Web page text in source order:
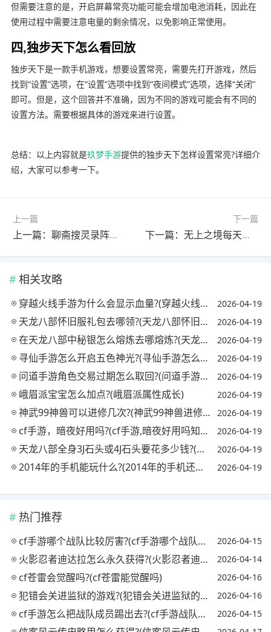
但需要注意的是，开启屏幕常亮功能可能会增加电池消耗，因此在
使用过程中需要注意电量的剩余情况，以免影响正常使用。
四,独步天下怎么看回放
独步天下是一款手机游戏，想要设置常亮，需要先打开游戏，然后
找到“设置”选项，在“设置”选项中找到“夜间模式”选项，选择“关闭”
即可。但是，这个回答并不准确，因为不同的游戏可能会有不同的
设置方法。需要根据具体的游戏来进行设置。
总结：以上内容就是玖梦手游提供的独步天下怎样设置常亮?详细介
绍，大家可以参考一下。
上一篇
上一篇：聊斋搜灵录阵容?(聊斋搜灵录阵容)
下一篇
下一篇：无上之境每天更新多少?(无上之境更新了几年)
相关攻略
穿越火线手游为什么会显示血量?(穿越火线手机版显示的血量怎么开) 2026-04-19
天龙八部怀旧服礼包去哪领?(天龙八部怀旧服哪里有礼包) 2026-04-19
在天龙八部中秘银怎么熔炼去哪熔炼?(天龙八部秘银溶剂怎么获得) 2026-04-19
寻仙手游怎么开启五色神光?(寻仙手游怎么开启五色神光任务) 2026-04-19
问道手游角色交易过期怎么取回?(问道手游角色过期哪里取回) 2026-04-19
峨眉派宝宝怎么加点?(峨眉派属性成长) 2026-04-19
神武99神兽可以进修几次?(神武99神兽进修后属性) 2026-04-19
cf手游，暗夜好用吗?(cf手游,暗夜好用吗知乎) 2026-04-19
天龙八部全身3J石头或4J石头要花多少钱?(天龙八部一身三级石头多少钱) 2026-04-19
2014年的手机能玩什么?(2014年的手机还能用吗) 2026-04-19
热门推荐
cf手游哪个战队比较厉害?(cf手游哪个战队最强) 2026-04-15
火影忍者迪达拉怎么永久获得?(火影忍者迪达拉怎么获取) 2026-04-14
cf苍雷会觉醒吗?(cf苍雷能觉醒吗) 2026-04-16
犯错会关进监狱的游戏?(犯错会关进监狱的游戏吗) 2026-04-16
cf手游怎么把战队成员踢出去?(cf手游战队怎么踢人) 2026-04-15